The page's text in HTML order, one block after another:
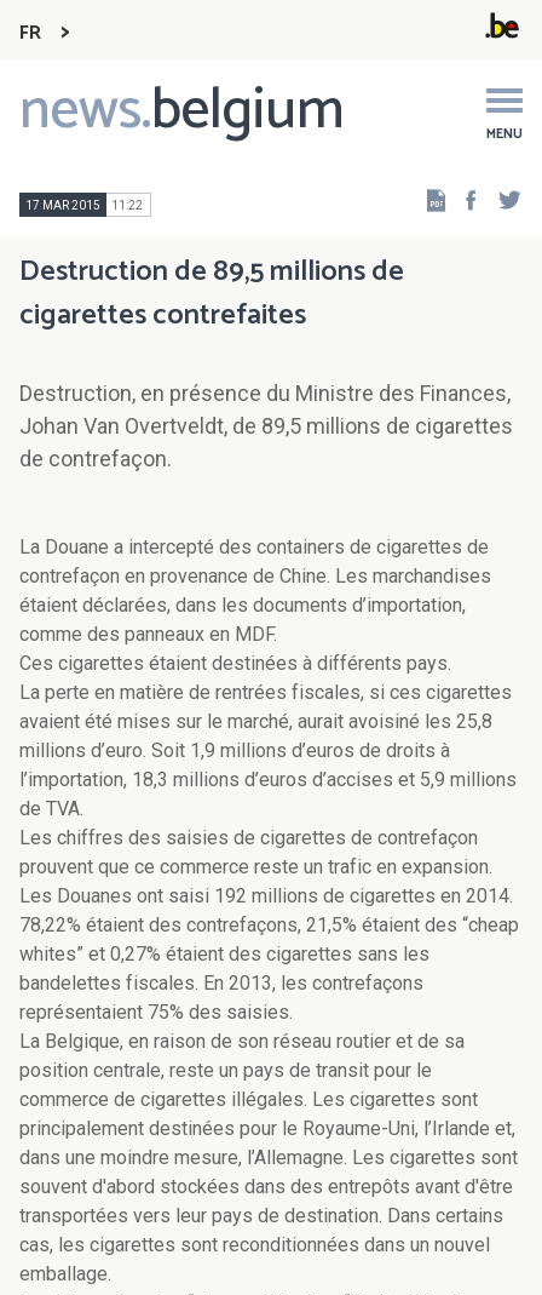
FR
news.belgium MENU
Main
navigation
17 MAR 2015 11:22
Destruction de 89,5 millions de
cigarettes contrefaites
Destruction, en présence du Ministre des Finances,
Johan Van Overtveldt, de 89,5 millions de cigarettes
de contrefaçon.
La Douane a intercepté des containers de cigarettes de
contrefaçon en provenance de Chine. Les marchandises
étaient déclarées, dans les documents d’importation,
comme des panneaux en MDF.
Ces cigarettes étaient destinées à différents pays.
La perte en matière de rentrées fiscales, si ces cigarettes
avaient été mises sur le marché, aurait avoisiné les 25,8
millions d’euro. Soit 1,9 millions d’euros de droits à
l’importation, 18,3 millions d’euros d’accises et 5,9 millions
de TVA.
Les chiffres des saisies de cigarettes de contrefaçon
prouvent que ce commerce reste un trafic en expansion.
Les Douanes ont saisi 192 millions de cigarettes en 2014.
78,22% étaient des contrefaçons, 21,5% étaient des “cheap
whites” et 0,27% étaient des cigarettes sans les
bandelettes fiscales. En 2013, les contrefaçons
représentaient 75% des saisies.
La Belgique, en raison de son réseau routier et de sa
position centrale, reste un pays de transit pour le
commerce de cigarettes illégales. Les cigarettes sont
principalement destinées pour le Royaume-Uni, l’Irlande et,
dans une moindre mesure, l’Allemagne. Les cigarettes sont
souvent d'abord stockées dans des entrepôts avant d'être
transportées vers leur pays de destination. Dans certains
cas, les cigarettes sont reconditionnées dans un nouvel
emballage.